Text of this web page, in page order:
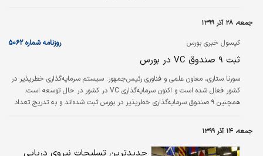
جمعه، ۲۸ آذر ۱۳۹۹
کپسول خبری بورس روزنامه شماره ۵۰۶۲
ثبت ۹ صندوق VC در بورس
سورنا ستاری، معاون علمی و فناوری رئیس‌جمهور: سیستم سرمایه‌گذاری خطرپذیر در
کشور فعال شده است و اکنون سرمایه‌گذاری VC در کشور در حال توسعه است.
همچنین ۹ صندوق سرمایه‌گذاری خطرپذیر در بورس ثبت شده‌اند و به تدریج تعداد
جمعه، ۱۴ آذر ۱۳۹۹